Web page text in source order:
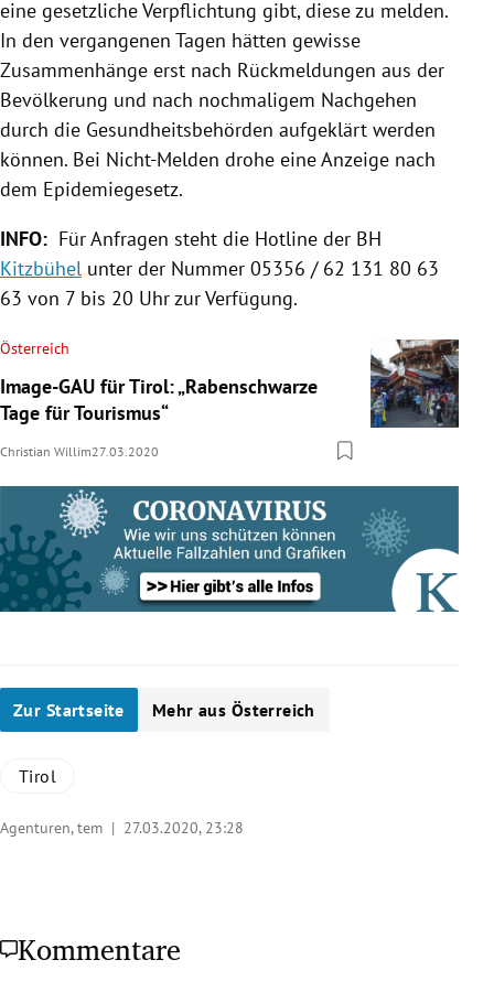
eine gesetzliche Verpflichtung gibt, diese zu melden.
In den vergangenen Tagen hätten gewisse
Zusammenhänge erst nach Rückmeldungen aus der
Bevölkerung und nach nochmaligem Nachgehen
durch die Gesundheitsbehörden aufgeklärt werden
können. Bei Nicht-Melden drohe eine Anzeige nach
dem Epidemiegesetz.
INFO: Für Anfragen steht die Hotline der BH
Kitzbühel unter der Nummer 05356 / 62 131 80 63
63 von 7 bis 20 Uhr zur Verfügung.
Österreich
Image-GAU für Tirol: „Rabenschwarze
Tage für Tourismus“
Christian Willim27.03.2020
Zur Startseite Mehr aus Österreich
Tirol
Agenturen, tem | 27.03.2020, 23:28
Kommentare